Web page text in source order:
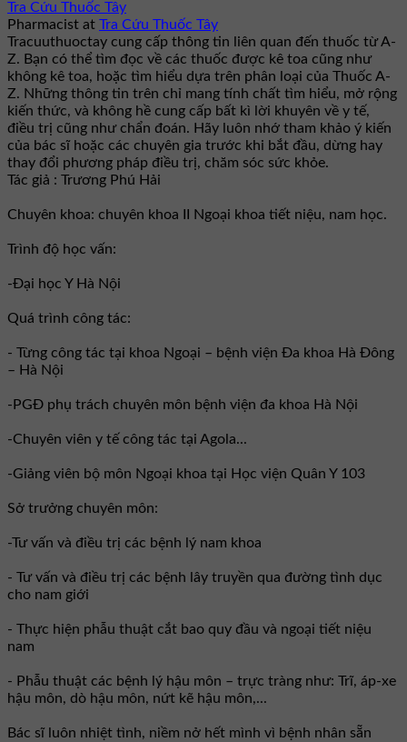
Tra Cứu Thuốc Tây
Pharmacist at Tra Cứu Thuốc Tây
Tracuuthuoctay cung cấp thông tin liên quan đến thuốc từ A-
Z. Bạn có thể tìm đọc về các thuốc được kê toa cũng như
không kê toa, hoặc tìm hiểu dựa trên phân loại của Thuốc A-
Z. Những thông tin trên chỉ mang tính chất tìm hiểu, mở rộng
kiến thức, và không hề cung cấp bất kì lời khuyên về y tế,
điều trị cũng như chẩn đoán. Hãy luôn nhớ tham khảo ý kiến
của bác sĩ hoặc các chuyên gia trước khi bắt đầu, dừng hay
thay đổi phương pháp điều trị, chăm sóc sức khỏe.
Tác giả : Trương Phú Hải
Chuyên khoa: chuyên khoa II Ngoại khoa tiết niệu, nam học.
Trình độ học vấn:
-Đại học Y Hà Nội
Quá trình công tác:
- Từng công tác tại khoa Ngoại – bệnh viện Đa khoa Hà Đông
– Hà Nội
-PGĐ phụ trách chuyên môn bệnh viện đa khoa Hà Nội
-Chuyên viên y tế công tác tại Agola...
-Giảng viên bộ môn Ngoại khoa tại Học viện Quân Y 103
Sở trưởng chuyên môn:
-Tư vấn và điều trị các bệnh lý nam khoa
- Tư vấn và điều trị các bệnh lây truyền qua đường tình dục
cho nam giới
- Thực hiện phẫu thuật cắt bao quy đầu và ngoại tiết niệu
nam
- Phẫu thuật các bệnh lý hậu môn – trực tràng như: Trĩ, áp-xe
hậu môn, dò hậu môn, nứt kẽ hậu môn,...
Bác sĩ luôn nhiệt tình, niềm nở hết mình vì bệnh nhân sẵn